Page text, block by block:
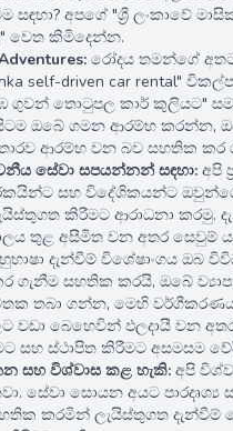
දවසකින්
සඳහා? අපගේ "ශ්‍රී ලංකාවේ
වෙත කිමිදෙන්න.
රෝදය තමන්ගේ
self-driven car rental"
ගුවන් තොටුපල කාර් කුලියට"
ඔබේ ගමන ආරම්භ කරන්න,
ආරම්භ වන බව සහතික කර
සේවා සපයන්නන් සඳහා: අපි
සහ විදේශිකයන්ට
කිරීමට ආරාධනා කරමු.
තුළ අසීමිත වන අතර සෙවුම්
දැන්වීම් විශේෂාංගය ඔබ
සහතික කරයි, ඔබේ
තබා ගන්න, මෙහි
වඩා බෙහෙවින් ඵලදායී වන
සහ ස්ථාපිත කිරීමට අසමසම
සහ විශ්වාස කළ හැකි: අපි
සේවා සොයන අයට
කරමින් ලැයිස්තුගත දැන්වීම්